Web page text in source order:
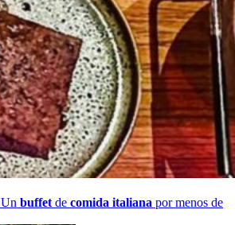
buffetde comida italiana por menos de